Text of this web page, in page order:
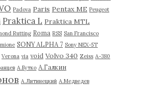
Padova Paris Pentax ME Peugeot
Praktica L Praktica MTL
Rutting Roma RSS San Francisco
SONY ALPHA 7 Sony NEX-5T
Verona via void Volvo 340 Zeiss А-380
А.Бутко А.Галкин
А.Литинецкий А.Медведев